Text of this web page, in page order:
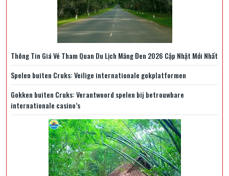
Thông Tin Giá Vé Tham Quan Du Lịch Măng Đen 2026 Cập Nhật Mới Nhất
Spelen buiten Cruks: Veilige internationale gokplatformen
Gokken buiten Cruks: Verantwoord spelen bij betrouwbare
internationale casino’s